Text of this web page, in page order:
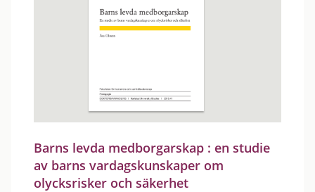
Barns levda medborgarskap : en studie
av barns vardagskunskaper om
olycksrisker och säkerhet